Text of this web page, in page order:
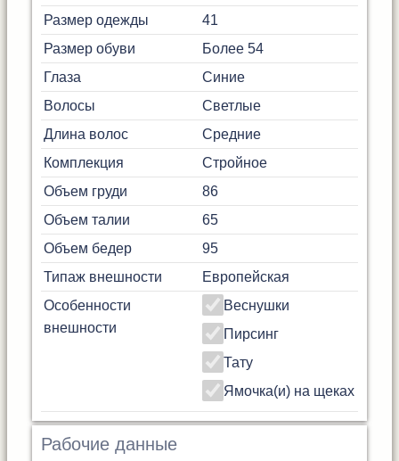
Размер одежды
41
Размер обуви
Более 54
Глаза
Синие
Волосы
Светлые
Длина волос
Средние
Комплекция
Стройное
Объем груди
86
Объем талии
65
Объем бедер
95
Типаж внешности
Европейская
Особенности
внешности
Веснушки
Пирсинг
Тату
Ямочка(и) на щеках
Рабочие данные